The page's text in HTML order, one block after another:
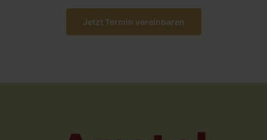
Jetzt Termin vereinbaren